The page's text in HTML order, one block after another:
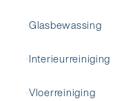
Glasbewassing
Interieurreiniging
Vloerreiniging